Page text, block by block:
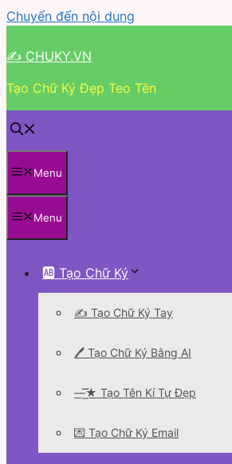
Chuyển đến nội dung
✍ CHUKY.VN
Tạo Chữ Ký Đẹp Teo Tên
Menu
Menu
🆎 Tạo Chữ Ký
✍️ Tạo Chữ Ký Tay
🖊 Tạo Chữ Ký Bằng AI
—͟͞͞★ Tạo Tên Kí Tự Đẹp
💌 Tạo Chữ Ký Email